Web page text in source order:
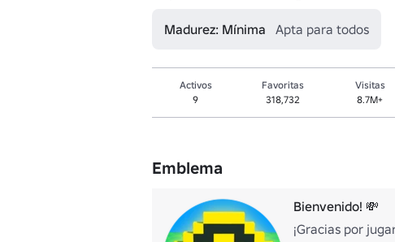
Madurez: Mínima Apta para todos
Activos
9
Favoritas
318,732
Visitas
8.7M+
Emblema
Bienvenido! 💸
¡Gracias por